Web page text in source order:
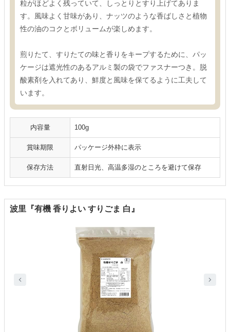
粒がほどよく残っていて、しっとりとすり上げてありま
す。風味よく甘味があり、ナッツのような香ばしさと植物
性の油のコクとボリュームが楽しめます。
煎りたて、すりたての味と香りをキープするために、パッ
ケージは遮光性のあるアルミ製の袋でファスナーつき。脱
酸素剤を入れてあり、鮮度と風味を保てるように工夫して
います。
内容量 100g
賞味期限 パッケージ外枠に表示
保存方法 直射日光、高温多湿のところを避けて保存
波里『有機 香りよい すりごま 白』